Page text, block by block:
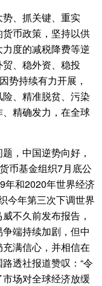
、抓关键、重实
币政策，坚持以供
度的减税降费等逆
、稳外资、稳投
势持续有力开展，
、精准脱贫、污染
精确发力，在全球
，中国逆势向好，
币基金组织7月底公
年和2020年世界经济
今年第三次下调世界
不久前发布报告，
端持续加剧，但中
满信心，并相信在
透社报道赞叹：“令
场对全球经济放缓